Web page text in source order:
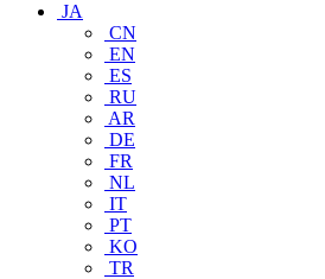
JA
CN
EN
ES
RU
AR
DE
FR
NL
IT
PT
KO
TR